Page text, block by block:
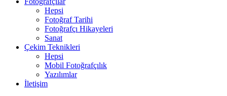
Hepsi
Fotoğraf Tarihi
Fotoğrafçı Hikayeleri
Sanat
Çekim Teknikleri
Hepsi
Mobil Fotoğrafçılık
Yazılımlar
İletişim